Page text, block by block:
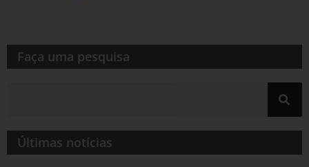
Faça uma pesquisa​​
Últimas notícias